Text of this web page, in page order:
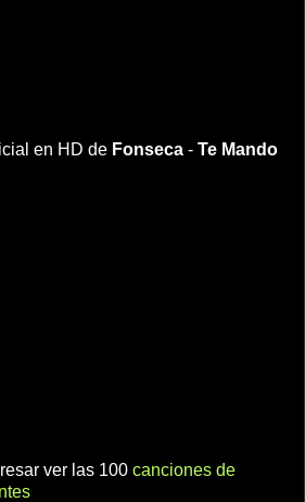
en HD de Fonseca - Te Mando
ver las 100 canciones de